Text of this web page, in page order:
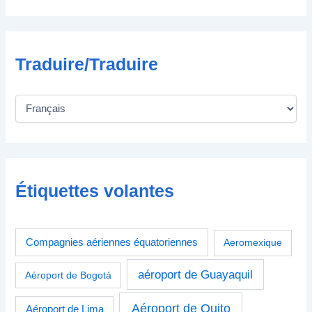
Traduire/Traduire
Étiquettes volantes
Compagnies aériennes équatoriennes Aeromexique
Aéroport de Bogotá aéroport de Guayaquil
Aéroport de Lima Aéroport de Quito